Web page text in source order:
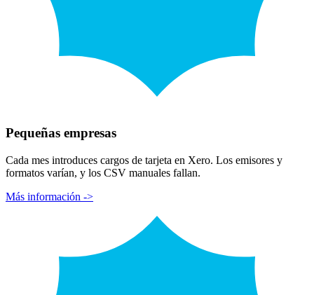
Pequeñas empresas
Cada mes introduces cargos de tarjeta en Xero. Los emisores y
formatos varían, y los CSV manuales fallan.
Más información ->